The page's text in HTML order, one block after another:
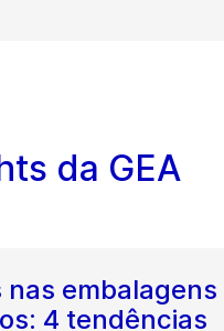
da GEA
embalagens
4 tendências